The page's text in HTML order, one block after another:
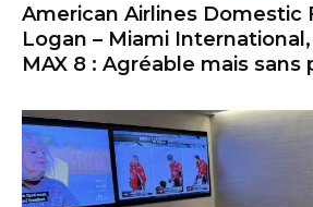
American Airlines Domestic
Logan – Miami
MAX 8 : Agréable mais sans